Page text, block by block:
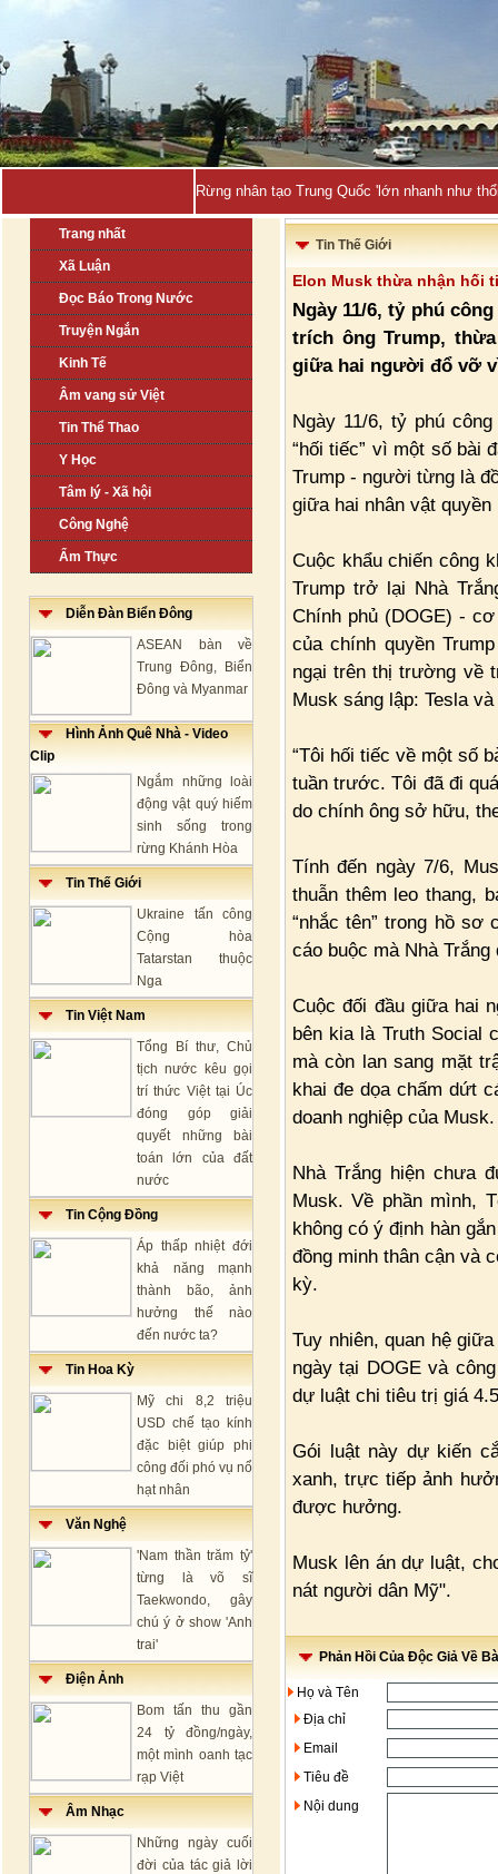
Rừng nhân tạo Trung Quốc 'lớn nhanh như
Trang nhất
Xã Luận
Đọc Báo Trong Nước
Truyện Ngắn
Kinh Tế
Âm vang sử Việt
Tin Thể Thao
Y Học
Tâm lý - Xã hội
Công Nghệ
Ẩm Thực
Diễn Đàn Biển Đông
ASEAN bàn về
Trung Đông, Biển
Đông và Myanmar
Hình Ảnh Quê Nhà - Video
Clip
Ngắm những loài
động vật quý hiếm
sinh sống trong
rừng Khánh Hòa
Tin Thế Giới
Ukraine tấn công
Cộng hòa
Tatarstan thuộc
Nga
Tin Việt Nam
Tổng Bí thư, Chủ
tịch nước kêu gọi
trí thức Việt tại Úc
đóng góp giải
quyết những bài
toán lớn của đất
nước
Tin Cộng Đồng
Áp thấp nhiệt đới
khả năng mạnh
thành bão, ảnh
hưởng thế nào
đến nước ta?
Tin Hoa Kỳ
Mỹ chi 8,2 triệu
USD chế tạo kính
đặc biệt giúp phi
công đối phó vụ nổ
hạt nhân
Văn Nghệ
'Nam thần trăm tỷ'
từng là võ sĩ
Taekwondo, gây
chú ý ở show 'Anh
trai'
Điện Ảnh
Bom tấn thu gần
24 tỷ đồng/ngày,
một mình oanh tạc
rạp Việt
Âm Nhạc
Những ngày cuối
đời của tác giả lời
Tin Thế Giới
Elon Musk thừa nhận hối
Ngày 11/6, tỷ phú
trích ông Trump,
giữa hai người đổ vỡ
Ngày 11/6, tỷ phú
“hối tiếc” vì một số bài
Trump - người từng là
giữa hai nhân vật
Cuộc khẩu chiến công
Trump trở lại Nhà
Chính phủ (DOGE) -
của chính quyền
ngại trên thị trường về
Musk sáng lập: Tesla
“Tôi hối tiếc về một số
tuần trước. Tôi đã đi
do chính ông sở hữu,
Tính đến ngày 7/6,
thuẫn thêm leo thang,
“nhắc tên” trong hồ sơ
cáo buộc mà Nhà
Cuộc đối đầu giữa hai
bên kia là Truth Social
mà còn lan sang mặt
khai đe dọa chấm dứt
doanh nghiệp của Musk.
Nhà Trắng hiện chưa
Musk. Về phần mình,
không có ý định hàn
đồng minh thân cận và
kỳ.
Tuy nhiên, quan hệ
ngày tại DOGE và
dự luật chi tiêu trị giá
Gói luật này dự kiến
xanh, trực tiếp ảnh
được hưởng.
Musk lên án dự luật,
nát người dân Mỹ".
Phản Hồi Của Độc Giả Về
Họ và Tên
Địa chỉ
Email
Tiêu đề
Nội dung